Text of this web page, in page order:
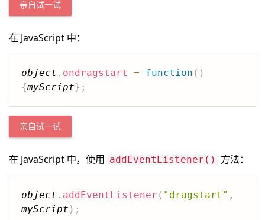
亲自试一试
在 JavaScript 中：
object . ondragstart = function ( )
{myScript} ;
亲自试一试
在 JavaScript 中，使用 addEventListener() 方法：
object . addEventListener ( "dragstart" ,
myScript ) ;